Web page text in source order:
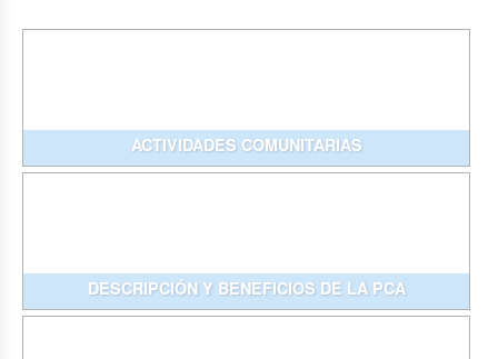
ACTIVIDADES COMUNITARIAS
DESCRIPCIÓN Y BENEFICIOS DE LA PCA